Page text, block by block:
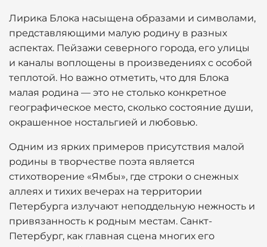
Лирика Блока насыщена образами и символами,
представляющими малую родину в разных
аспектах. Пейзажи северного города, его улицы
и каналы воплощены в произведениях с особой
теплотой. Но важно отметить, что для Блока
малая родина — это не столько конкретное
географическое место, сколько состояние души,
окрашенное ностальгией и любовью.
Одним из ярких примеров присутствия малой
родины в творчестве поэта является
стихотворение «Ямбы», где строки о снежных
аллеях и тихих вечерах на территории
Петербурга излучают неподдельную нежность и
привязанность к родным местам. Санкт-
Петербург, как главная сцена многих его